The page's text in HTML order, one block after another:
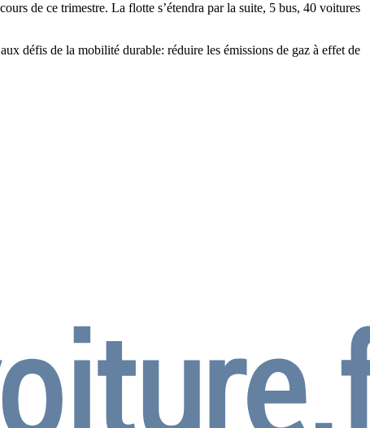
de ce trimestre. La flotte s’étendra par la suite, 5 bus, 40 voitures
défis de la mobilité durable: réduire les émissions de gaz à effet de